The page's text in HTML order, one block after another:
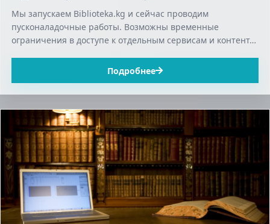
Мы запускаем Biblioteka.kg и сейчас проводим
пусконаладочные работы. Возможны временные
ограничения в доступе к отдельным сервисам и контент…
Подробнее